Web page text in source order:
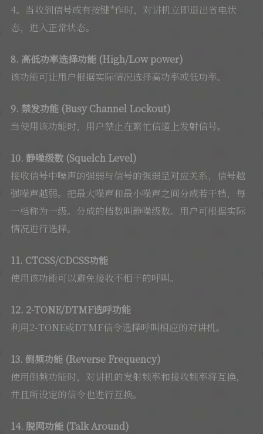
4。当收到信号或有按键*作时，对讲机立即退出省电状
态，进入正常状态。
8. 高低功率选择功能 (High/Low power)
该功能可让用户根据实际情况选择高功率或低功率。
9. 禁发功能 (Busy Channel Lockout)
当使用该功能时，用户禁止在繁忙信道上发射信号。
10. 静噪级数 (Squelch Level)
接收信号中噪声的强弱与信号的强弱呈对应关系，信号越
强噪声越弱。把最大噪声和最小噪声之间分成若干档，每
一档称为一级。分成的档数叫静噪级数。用户可根据实际
情况进行选择。
11. CTCSS/CDCSS功能
使用该功能可以避免接收不相干的呼叫。
12. 2-TONE/DTMF选呼功能
利用2-TONE或DTMF信令选择呼叫相应的对讲机。
13. 倒频功能 (Reverse Frequency)
使用倒频功能时，对讲机的发射频率和接收频率将互换，
并且所设定的信令也进行互换。
14. 脱网功能 (Talk Around)